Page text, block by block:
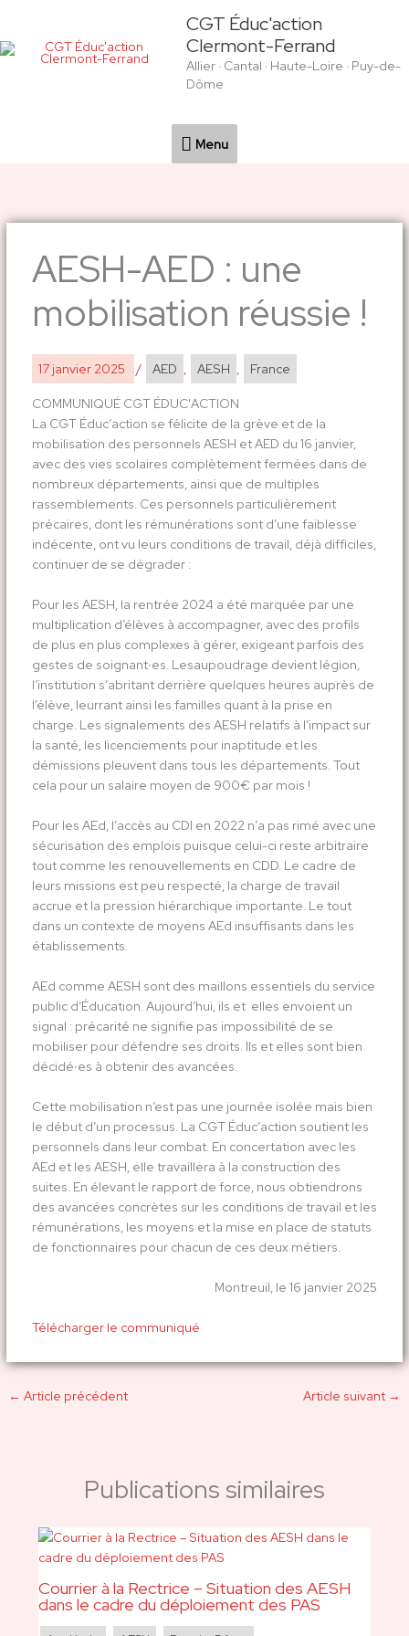
contenu
CGT Éduc'action
Clermont-Ferrand
Allier · Cantal · Haute-Loire · Puy-de-
Dôme
Menu
Menu
AESH-AED : une
mobilisation réussie !
17 janvier 2025 / AED , AESH , France
COMMUNIQUÉ CGT ÉDUC'ACTION
La CGT Éduc’action se félicite de la grève et de la
mobilisation des personnels AESH et AED du 16 janvier,
avec des vies scolaires complètement fermées dans de
nombreux départements, ainsi que de multiples
rassemblements. Ces personnels particulièrement
précaires, dont les rémunérations sont d’une faiblesse
indécente, ont vu leurs conditions de travail, déjà difficiles,
continuer de se dégrader :
Pour les AESH, la rentrée 2024 a été marquée par une
multiplication d’élèves à accompagner, avec des profils
de plus en plus complexes à gérer, exigeant parfois des
gestes de soignant∙es. Lesaupoudrage devient légion,
l’institution s’abritant derrière quelques heures auprès de
l’élève, leurrant ainsi les familles quant à la prise en
charge. Les signalements des AESH relatifs à l’impact sur
la santé, les licenciements pour inaptitude et les
démissions pleuvent dans tous les départements. Tout
cela pour un salaire moyen de 900€ par mois !
Pour les AEd, l’accès au CDI en 2022 n’a pas rimé avec une
sécurisation des emplois puisque celui-ci reste arbitraire
tout comme les renouvellements en CDD. Le cadre de
leurs missions est peu respecté, la charge de travail
accrue et la pression hiérarchique importante. Le tout
dans un contexte de moyens AEd insuffisants dans les
établissements.
AEd comme AESH sont des maillons essentiels du service
public d’Éducation. Aujourd’hui, ils et elles envoient un
signal : précarité ne signifie pas impossibilité de se
mobiliser pour défendre ses droits. Ils et elles sont bien
décidé∙es à obtenir des avancées.
Cette mobilisation n’est pas une journée isolée mais bien
le début d’un processus. La CGT Éduc’action soutient les
personnels dans leur combat. En concertation avec les
AEd et les AESH, elle travaillera à la construction des
suites. En élevant le rapport de force, nous obtiendrons
des avancées concrètes sur les conditions de travail et les
rémunérations, les moyens et la mise en place de statuts
de fonctionnaires pour chacun de ces deux métiers.
Montreuil, le 16 janvier 2025
Télécharger le communiqué
← Article précédent Article suivant →
Publications similaires
Courrier à la Rectrice – Situation des AESH
dans le cadre du déploiement des PAS